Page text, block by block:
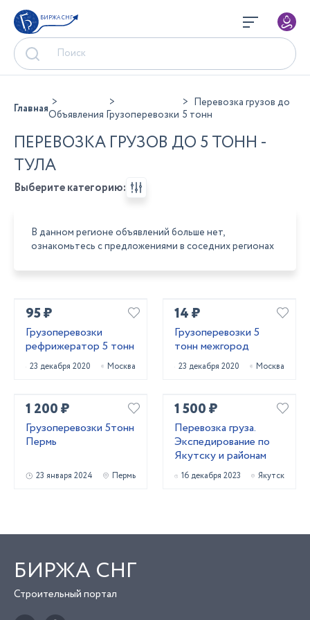
БИРЖА СНГ
ГлавнаяОбъявления Грузоперевозки
Перевозка грузов до
5 тонн
ПЕРЕВОЗКА ГРУЗОВ ДО 5 ТОНН -
ТУЛА
Выберите категорию:
В данном регионе объявлений больше нет,
ознакомьтесь с предложениями в соседних регионах
95 ₽
Грузоперевозки
рефрижератор 5 тонн
23 декабря 2020 Москва
14 ₽
Грузоперевозки 5
тонн межгород
23 декабря 2020 Москва
1 200 ₽
Грузоперевозки 5тонн
Пермь
23 января 2024 Пермь
1 500 ₽
Перевозка груза.
Экспедирование по
Якутску и районам
16 декабря 2023 Якутск
БИРЖА СНГ
Строительный портал